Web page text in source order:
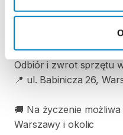
Najlepiej umówić się
Odbiór i zwrot sprzętu
📍 ul. Babinicza 26,
🚚 Na życzenie
Warszawy i okolic